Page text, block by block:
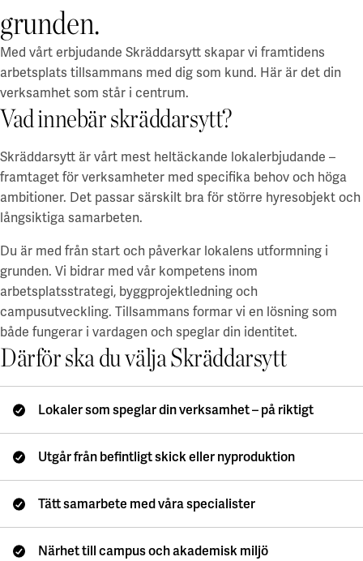
Uppsala
Blåsenhusområdet
BMC / Rosendal
EBC / Kv. Lagerträdet
Ekonomikum
Ultuna / Green Innovation Park
Ångström
Göteborg
Göteborgs universitet - Campus Haga och Linné
Göteborgs universitet - Campus Medicinareberget
Göteborgs universitet - Näckrosen
Göteborgs universitet - Bohuslän
Lund/Alnarp
Campus Lund Centrum
Campus Lund LTH
Campus Lund Universitetsplatån
Linköping/Norrköping
Campus Norrköping
Göteborg
Uppsala
Lund
Alla lediga lokaler
Coworking & företagspark
Green Innovation Park
Grönt hyresavtal
Grönt hyresavtal
Utvalda platser
Electrumhuset
Fysiologen
Kräftriket
Maskrosen
Medicinareberget
Hållbara campus
Våra hållbarhetsmål
Ansvarstagande och transparens
Hållbarhetscase
Jobba hos oss
Akademiska Hus som arbetsgivare
Lediga jobb
En hållbar arbetsplats
Vårt arbetsplatskoncept
För studenter
Finansiell information
En finansiell översikt
Års- och hållbarhetsredovisning
Rapporter
EMTN-prospekt
För leverantörer
Akademiska Hus som beställare
Policys och riktlinjer
Faktureringsinfo
Upphandling
Kravportal
grunden.
Med vårt erbjudande Skräddarsyttskapar vi framtidens
arbetsplats tillsammans med dig som kund. Här är det din
verksamhet som står i centrum.
Vad innebär skräddarsytt?
Skräddarsytt är vårt mest heltäckande lokalerbjudande –
framtaget för verksamheter med specifika behov och höga
ambitioner. Det passar särskilt bra för större hyresobjekt och
långsiktiga samarbeten.
Du är med från start och påverkar lokalens utformning i
grunden. Vi bidrar med vår kompetens inom
arbetsplatsstrategi, byggprojektledning och
campusutveckling. Tillsammans formar vi en lösning som
både fungerar i vardagen och speglar din identitet.
Därför ska du välja Skräddarsytt
Lokaler som speglar din verksamhet – på riktigt
Utgår från befintligt skick eller nyproduktion
Tätt samarbete med våra specialister
Närhet till campus och akademisk miljö